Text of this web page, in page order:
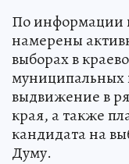
По информации
намерены
выборах в
муниципальных
выдвижение в
края, а также
кандидата на
Думу.